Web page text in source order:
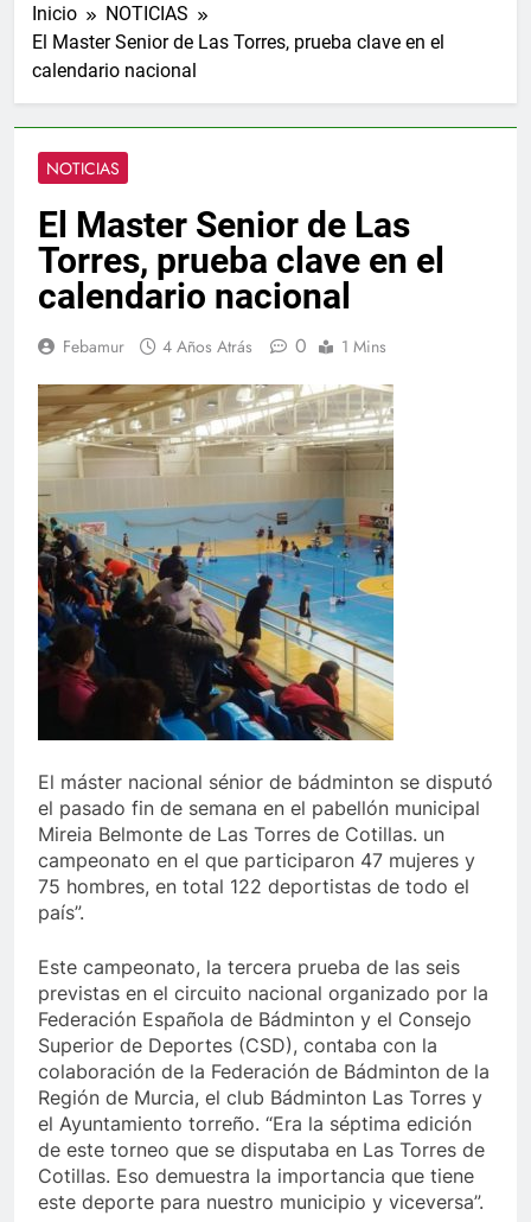
Inicio
NOTICIAS
El Master Senior de Las Torres, prueba clave en el
calendario nacional
NOTICIAS
El Master Senior de Las
Torres, prueba clave en el
calendario nacional
Febamur 4 Años Atrás 0 1 Mins
El máster nacional sénior de bádminton se disputó
el pasado fin de semana en el pabellón municipal
Mireia Belmonte de Las Torres de Cotillas. un
campeonato en el que participaron 47 mujeres y
75 hombres, en total 122 deportistas de todo el
país”.
Este campeonato, la tercera prueba de las seis
previstas en el circuito nacional organizado por la
Federación Española de Bádminton y el Consejo
Superior de Deportes (CSD), contaba con la
colaboración de la Federación de Bádminton de la
Región de Murcia, el club Bádminton Las Torres y
el Ayuntamiento torreño. “Era la séptima edición
de este torneo que se disputaba en Las Torres de
Cotillas. Eso demuestra la importancia que tiene
este deporte para nuestro municipio y viceversa”.